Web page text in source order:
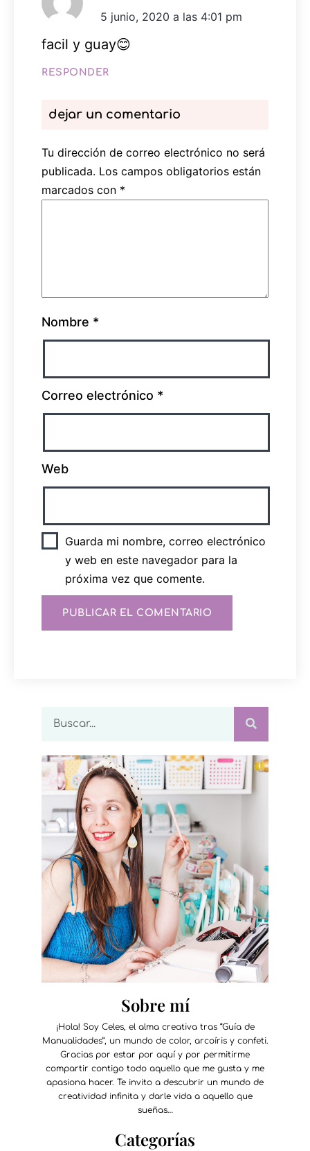
5 junio, 2020 a las 4:01 pm
facil y guay😊
RESPONDER
dejar un comentario
Tu dirección de correo electrónico no será
publicada. Los campos obligatorios están
marcados con *
Nombre *
Correo electrónico *
Web
Guarda mi nombre, correo electrónico
y web en este navegador para la
próxima vez que comente.
Sobre mí
¡Hola! Soy Celes, el alma creativa tras “Guía de
Manualidades”, un mundo de color, arcoíris y confeti.
Gracias por estar por aquí y por permitirme
compartir contigo todo aquello que me gusta y me
apasiona hacer. Te invito a descubrir un mundo de
creatividad infinita y darle vida a aquello que
sueñas…
Categorías